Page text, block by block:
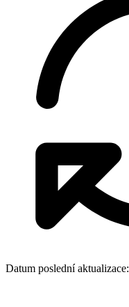
Datum poslední aktualizace: